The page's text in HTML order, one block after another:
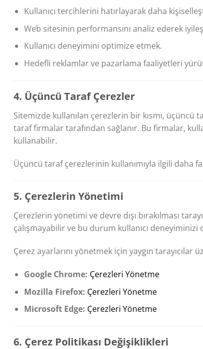
Kullanıcı tercihlerini hatırlayarak daha
Web sitesinin performansını analiz ederek
Kullanıcı deneyimini optimize etmek.
Hedefli reklamlar ve pazarlama faaliyetleri
4. Üçüncü Taraf Çerezler
Sitemizde kullanılan çerezlerin bir kısmı,
taraf firmalar tarafından sağlanır. Bu firmalar,
kullanabilir.
Üçüncü taraf çerezlerinin kullanımıyla ilgili daha
5. Çerezlerin Yönetimi
Çerezlerin yönetimi ve devre dışı bırakılması
çalışmayabilir ve bu durum kullanıcı
Çerez ayarlarını yönetmek için yaygın
Google Chrome: Çerezleri Yönetme
Mozilla Firefox: Çerezleri Yönetme
Microsoft Edge: Çerezleri Yönetme
6. Çerez Politikası Değişiklikleri